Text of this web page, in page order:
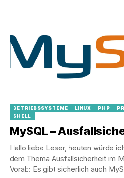
BETRIEBSSYSTEME LINUX PHP
SHELL
MySQL –
Hallo liebe Leser, heuten würde
dem Thema Ausfallsicherheit im
Vorab: Es gibt sicherlich auch